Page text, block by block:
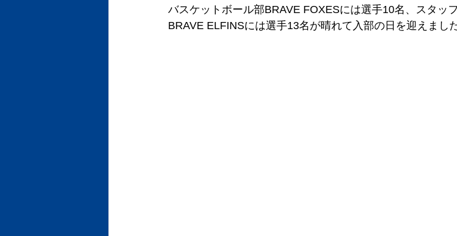
バスケットボール部BRAVE FOXESには選手10名、スタッ
BRAVE ELFINSには選手13名が晴れて入部の日を迎えました